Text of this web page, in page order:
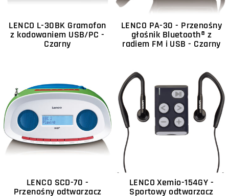
LENCO L-30BK Gramofon
z kodowaniem USB/PC -
Czarny
LENCO PA-30 - Przenośny
głośnik Bluetooth® z
radiem FM i USB - Czarny
LENCO SCD-70 -
Przenośny odtwarzacz
LENCO Xemio-154GY -
Sportowy odtwarzacz